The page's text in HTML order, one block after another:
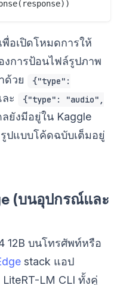
เพื่อเปิดโหมดการให้
การป้อนไฟล์รูปภาพ
ด้วย
{"type":
ะ
{"type": "audio",
ยังมีอยู่ใน Kaggle
ปแบบโค้ดฉบับเต็มอยู่
(บนอุปกรณ์และ
12B บนโทรศัพท์หรือ
stack แอป
LM CLI ทั้งคู่